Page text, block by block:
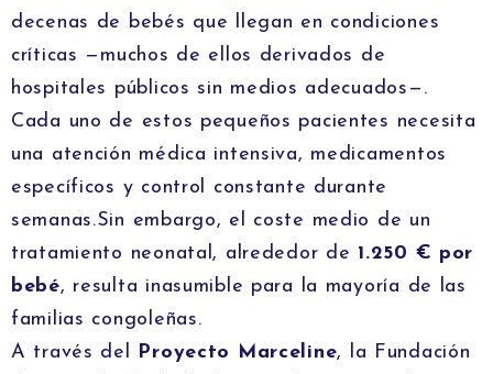
decenas de bebés que llegan en condiciones
críticas —muchos de ellos derivados de
hospitales públicos sin medios adecuados—.
Cada uno de estos pequeños pacientes necesita
una atención médica intensiva, medicamentos
específicos y control constante durante
semanas.Sin embargo, el coste medio de un
tratamiento neonatal, alrededor de 1.250 € por
bebé, resulta inasumible para la mayoría de las
familias congoleñas.
A través del Proyecto Marceline, la Fundación